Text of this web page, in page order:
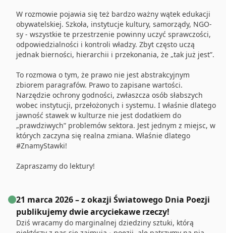
W rozmowie pojawia się też bardzo ważny wątek edukacji
obywatelskiej. Szkoła, instytucje kultury, samorządy, NGO-
sy - wszystkie te przestrzenie powinny uczyć sprawczości,
odpowiedzialności i kontroli władzy. Zbyt często uczą
jednak bierności, hierarchii i przekonania, że „tak już jest”.
To rozmowa o tym, że prawo nie jest abstrakcyjnym
zbiorem paragrafów. Prawo to zapisane wartości.
Narzędzie ochrony godności, zwłaszcza osób słabszych
wobec instytucji, przełożonych i systemu. I właśnie dlatego
jawność stawek w kulturze nie jest dodatkiem do
„prawdziwych” problemów sektora. Jest jednym z miejsc, w
których zaczyna się realna zmiana. Właśnie dlatego
#ZnamyStawki!
Zapraszamy do lektury!
21 marca 2026 – z okazji Światowego Dnia Poezji
publikujemy dwie arcyciekawe rzeczy!
Dziś wracamy do marginalnej dziedziny sztuki, którą